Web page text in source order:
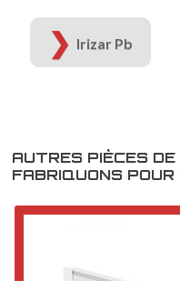
Irizar Pb
AUTRES PIÈCES
FABRIQUONS POUR